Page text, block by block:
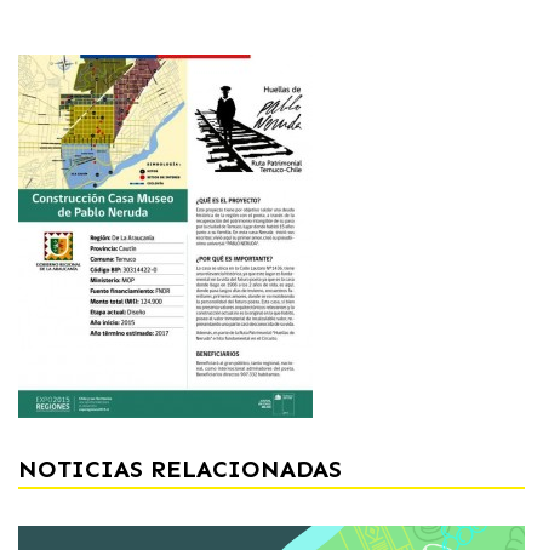
NOTICIAS RELACIONADAS